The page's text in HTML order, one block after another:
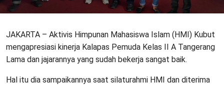
JAKARTA – Aktivis Himpunan Mahasiswa Islam (HMI) Kubut
mengapresiasi kinerja Kalapas Pemuda Kelas II A Tangerang
Lama dan jajarannya yang sudah bekerja sangat baik.
Hal itu dia sampaikannya saat silaturahmi HMI dan diterima